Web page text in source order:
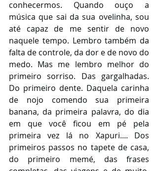
conhecermos. Quando ouço a
música que sai da sua ovelinha, sou
até capaz de me sentir de novo
naquele tempo. Lembro também da
falta de controle, da dor e de novo do
medo. Mas me lembro melhor do
primeiro sorriso. Das gargalhadas.
Do primeiro dente. Daquela carinha
de nojo comendo sua primeira
banana, da primeira palavra, do dia
em que você ficou em pé pela
primeira vez lá no Xapuri.... Dos
primeiros passos no tapete de casa,
do primeiro memé, das frases